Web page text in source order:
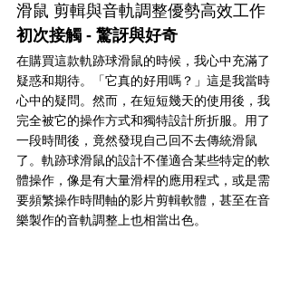
滑鼠 剪輯與音軌調整優勢高效工作
初次接觸 - 驚訝與好奇
在購買這款軌跡球滑鼠的時候，我心中充滿了
疑惑和期待。「它真的好用嗎？」這是我當時
心中的疑問。然而，在短短幾天的使用後，我
完全被它的操作方式和獨特設計所折服。用了
一段時間後，竟然發現自己回不去傳統滑鼠
了。軌跡球滑鼠的設計不僅適合某些特定的軟
體操作，像是有大量滑桿的應用程式，或是需
要頻繁操作時間軸的影片剪輯軟體，甚至在音
樂製作的音軌調整上也相當出色。